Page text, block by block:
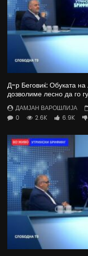
Д-р Беговиќ: Обуката на
дозволиме лесно да го
ДАМЈАН ВАРОШЛИЈА
0
2.6K 6.9K